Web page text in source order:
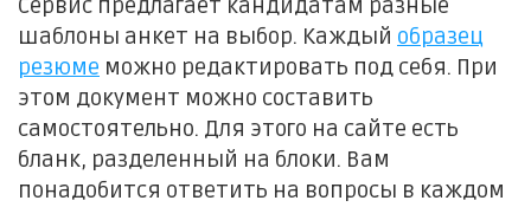
Сервис предлагает кандидатам разные
шаблоны анкет на выбор. Каждый образец
резюме можно редактировать под себя. При
этом документ можно составить
самостоятельно. Для этого на сайте есть
бланк, разделенный на блоки. Вам
понадобится ответить на вопросы в каждом